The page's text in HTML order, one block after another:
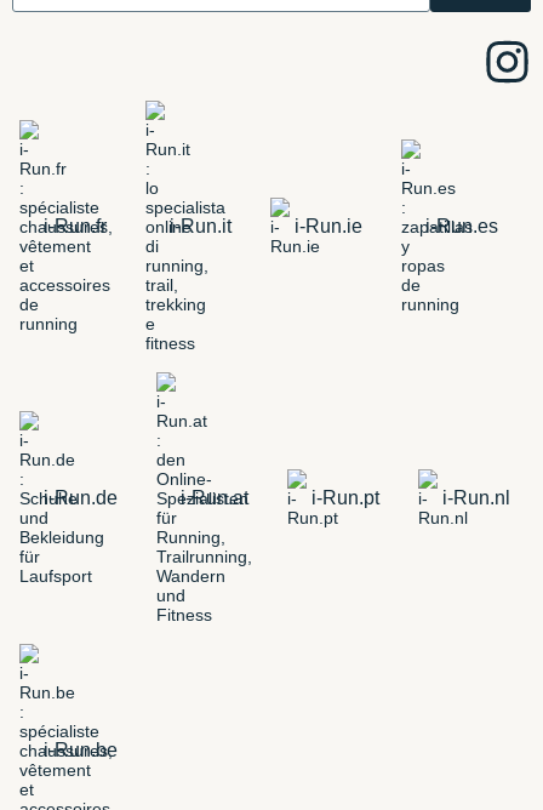
i-Run.fr i-Run.it i-Run.ie i-Run.es
i-Run.de i-Run.at i-Run.pt i-Run.nl
i-Run.be